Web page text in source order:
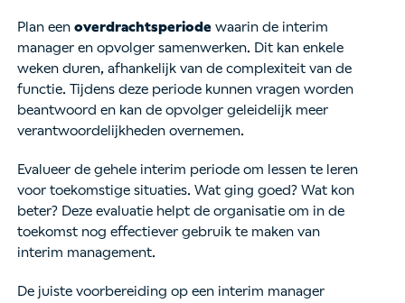
Plan eenoverdrachtsperiode waarin de interim
manager en opvolger samenwerken. Dit kan enkele
weken duren, afhankelijk van de complexiteit van de
functie. Tijdens deze periode kunnen vragen worden
beantwoord en kan de opvolger geleidelijk meer
verantwoordelijkheden overnemen.
Evalueer de gehele interim periode om lessen te leren
voor toekomstige situaties. Wat ging goed? Wat kon
beter? Deze evaluatie helpt de organisatie om in de
toekomst nog effectiever gebruik te maken van
interim management.
De juiste voorbereiding op een interim manager